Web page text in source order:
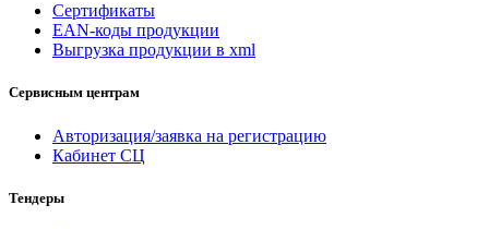
Сертификаты
EAN-коды продукции
Выгрузка продукции в xml
Сервисным центрам
Авторизация/заявка на регистрацию
Кабинет СЦ
Тендеры